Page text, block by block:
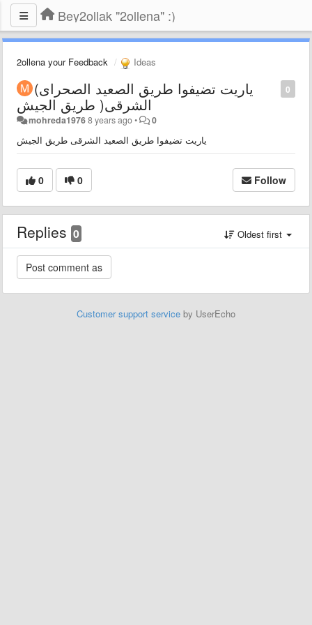
Bey2ollak "2ollena" :)
2ollena your Feedback Ideas
0 (ياريت تضيفوا طريق الصعيد الصحراى
الشرقى( طريق الجيش
mohreda19768 years ago• 0
ياريت تضيفوا طريق الصعيد الشرقى طريق الجيش
0 0 Follow
Replies 0 Oldest first
Customer support service by UserEcho